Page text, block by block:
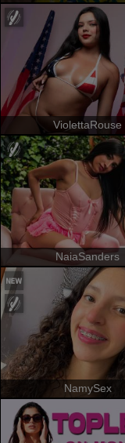
ViolettaRouse
NaiaSanders
NamySex